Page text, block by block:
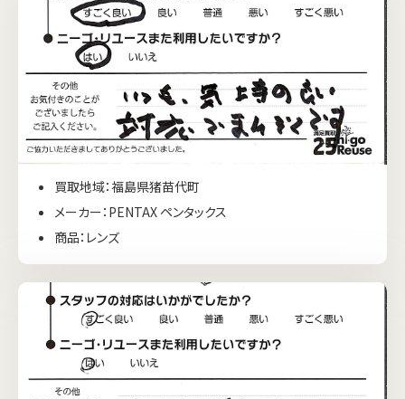
買取地域：福島県猪苗代町
メーカー：PENTAX ペンタックス
商品：レンズ